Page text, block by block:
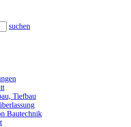
suchen
Tiefbau
Bautechnik